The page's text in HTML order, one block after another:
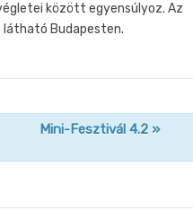
között egyensúlyoz. Az
látható Budapesten.
Mini-Fesztivál 4.2 »